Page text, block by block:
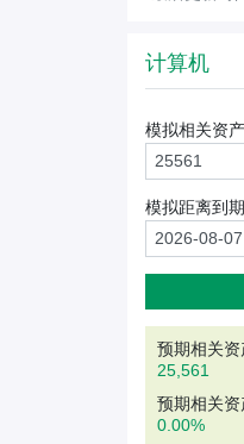
计算机
模拟相关资
模拟距离到
预期相关
25,561
预期相关
0.00%